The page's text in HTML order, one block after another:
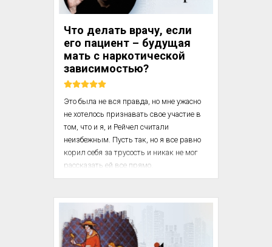
неопровержимо доказана, и это навсегда
практику, но и наше отношение к ...
Что делать врачу, если
его пациент – будущая
мать с наркотической
зависимостью?
Это была не вся правда, но мне ужасно
не хотелось признавать свое участие в
том, что и я, и Рейчел считали
неизбежным. Пусть так, но я все равно
корил себя за трусость и никак не мог
рассказать ей все прямо.
узнать ваше мнение, – спросила она.
Я кивнул. Мы обсуждали это уже
столько времени, что тянуть дальше я